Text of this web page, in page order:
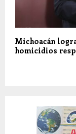
Michoacán
homicidios